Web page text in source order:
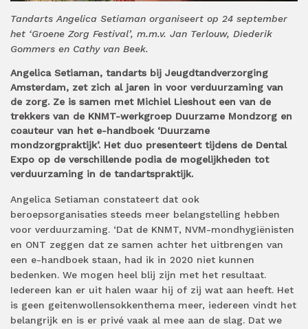
Tandarts Angelica Setiaman organiseert op 24 september
het ‘Groene Zorg Festival’, m.m.v. Jan Terlouw, Diederik
Gommers en Cathy van Beek.
Angelica Setiaman, tandarts bij Jeugdtandverzorging
Amsterdam, zet zich al jaren in voor verduurzaming van
de zorg. Ze is samen met Michiel Lieshout een van de
trekkers van de KNMT-werkgroep Duurzame Mondzorg en
coauteur van het e-handboek ‘Duurzame
mondzorgpraktijk’. Het duo presenteert tijdens de Dental
Expo op de verschillende podia de mogelijkheden tot
verduurzaming in de tandartspraktijk.
Angelica Setiaman constateert dat ook
beroepsorganisaties steeds meer belangstelling hebben
voor verduurzaming. ‘Dat de KNMT, NVM-mondhygiënisten
en ONT zeggen dat ze samen achter het uitbrengen van
een e-handboek staan, had ik in 2020 niet kunnen
bedenken. We mogen heel blij zijn met het resultaat.
Iedereen kan er uit halen waar hij of zij wat aan heeft. Het
is geen geitenwollensokkenthema meer, iedereen vindt het
belangrijk en is er privé vaak al mee aan de slag. Dat we